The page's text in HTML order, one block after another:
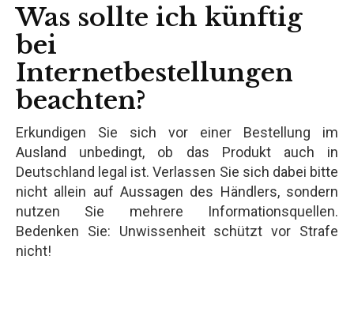
Was sollte ich künftig
bei
Internetbestellungen
beachten?
Erkundigen Sie sich vor einer Bestellung im
Ausland unbedingt, ob das Produkt auch in
Deutschland legal ist. Verlassen Sie sich dabei bitte
nicht allein auf Aussagen des Händlers, sondern
nutzen Sie mehrere Informationsquellen.
Bedenken Sie: Unwissenheit schützt vor Strafe
nicht!